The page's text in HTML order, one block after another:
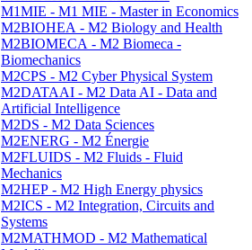
M1MIE - M1 MIE - Master in Economics
M2BIOHEA - M2 Biology and Health
M2BIOMECA - M2 Biomeca -
Biomechanics
M2CPS - M2 Cyber Physical System
M2DATAAI - M2 Data AI - Data and
Artificial Intelligence
M2DS - M2 Data Sciences
M2ENERG - M2 Énergie
M2FLUIDS - M2 Fluids - Fluid
Mechanics
M2HEP - M2 High Energy physics
M2ICS - M2 Integration, Circuits and
Systems
M2MATHMOD - M2 Mathematical